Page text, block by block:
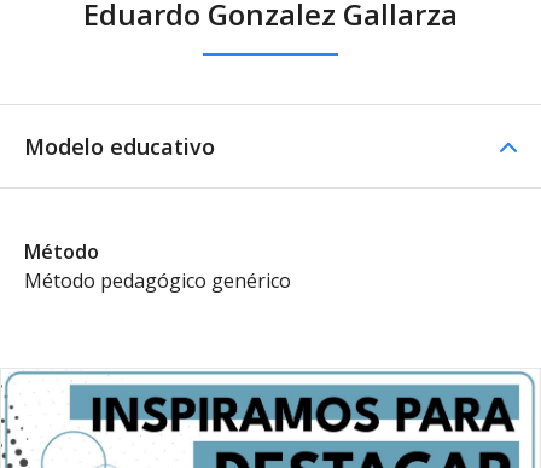
Eduardo Gonzalez Gallarza
Modelo educativo
Método
Método pedagógico genérico